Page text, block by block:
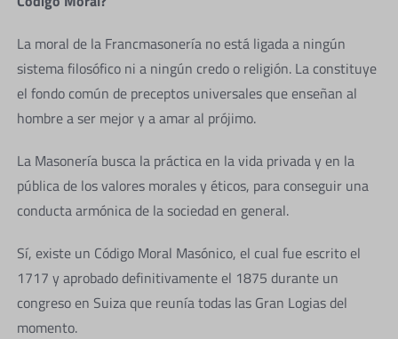
La moral de la Francmasonería no está ligada a ningún
sistema filosófico ni a ningún credo o religión. La constituye
el fondo común de preceptos universales que enseñan al
hombre a ser mejor y a amar al prójimo.
La Masonería busca la práctica en la vida privada y en la
pública de los valores morales y éticos, para conseguir una
conducta armónica de la sociedad en general.
Sí, existe un Código Moral Masónico, el cual fue escrito el
1717 y aprobado definitivamente el 1875 durante un
congreso en Suiza que reunía todas las Gran Logias del
momento.